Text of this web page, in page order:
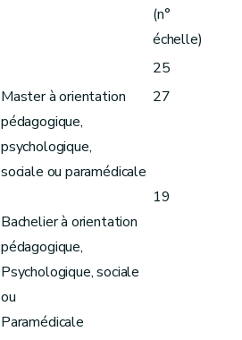
(n°
échelle)
25
Master à orientation
pédagogique,
psychologique,
sociale ou paramédicale
Bachelier à orientation
pédagogique,
Psychologique, sociale
ou
Paramédicale
27
19